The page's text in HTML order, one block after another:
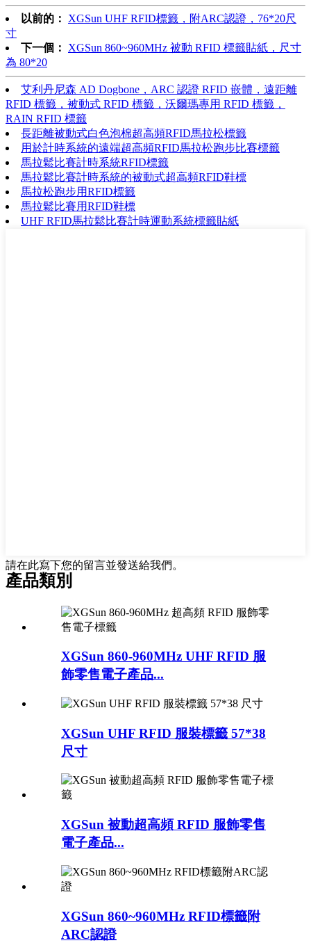
以前的：
XGSun UHF RFID標籤，附ARC認證，76*20尺
寸
下一個：
XGSun 860~960MHz 被動 RFID 標籤貼紙，尺寸
為 80*20
艾利丹尼森 AD Dogbone，ARC 認證 RFID 嵌體，遠距離
RFID 標籤，被動式 RFID 標籤，沃爾瑪專用 RFID 標籤，
RAIN RFID 標籤
長距離被動式白色泡棉超高頻RFID馬拉松標籤
用於計時系統的遠端超高頻RFID馬拉松跑步比賽標籤
馬拉鬆比賽計時系統RFID標籤
馬拉鬆比賽計時系統的被動式超高頻RFID鞋標
馬拉松跑步用RFID標籤
馬拉鬆比賽用RFID鞋標
UHF RFID馬拉鬆比賽計時運動系統標籤貼紙
請在此寫下您的留言並發送給我們。
產品類別
XGSun 860-960MHz UHF RFID 服
飾零售電子產品...
XGSun UHF RFID 服裝標籤 57*38
尺寸
XGSun 被動超高頻 RFID 服飾零售
電子產品...
XGSun 860~960MHz RFID標籤附
ARC認證